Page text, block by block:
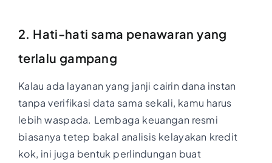
2. Hati-hati sama penawaran yang
terlalu gampang
Kalau ada layanan yang janji cairin dana instan
tanpa verifikasi data sama sekali, kamu harus
lebih waspada. Lembaga keuangan resmi
biasanya tetep bakal analisis kelayakan kredit
kok, ini juga bentuk perlindungan buat